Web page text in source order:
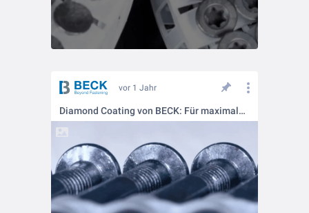
vor 1 Jahr
Diamond Coating von BECK: Für maximale Haltekraft und Effizienz!